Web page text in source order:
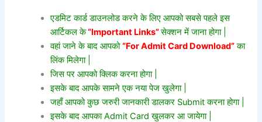
एडमिट कार्ड डाउनलोड करने के लिए आपको सबसे पहले इस
आर्टिकल के“Important Links”सेक्शन में जाना होगा |
वहां जाने के बाद आपको“For Admit Card Download”का
लिंक मिलेगा |
जिस पर आपको क्लिक करना होगा |
इसके बाद आपके सामने एक नया पेज खुलेगा |
जहाँ आपको कुछ जरुरी जानकारी डालकर Submit करना होगा |
इसके बाद आपका Admit Card खुलकर आ जायेगा |